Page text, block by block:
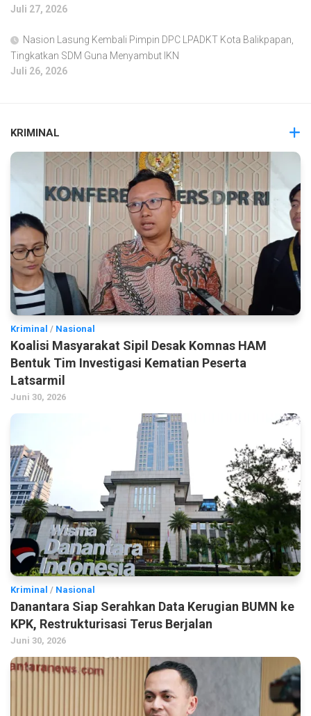
Juli 27, 2026
Nasion Lasung Kembali Pimpin DPC LPADKT Kota Balikpapan,
Tingkatkan SDM Guna Menyambut IKN
Juli 26, 2026
KRIMINAL
Kriminal / Nasional
Koalisi Masyarakat Sipil Desak Komnas HAM
Bentuk Tim Investigasi Kematian Peserta
Latsarmil
Juni 30, 2026
Kriminal / Nasional
Danantara Siap Serahkan Data Kerugian BUMN ke
KPK, Restrukturisasi Terus Berjalan
Juni 30, 2026